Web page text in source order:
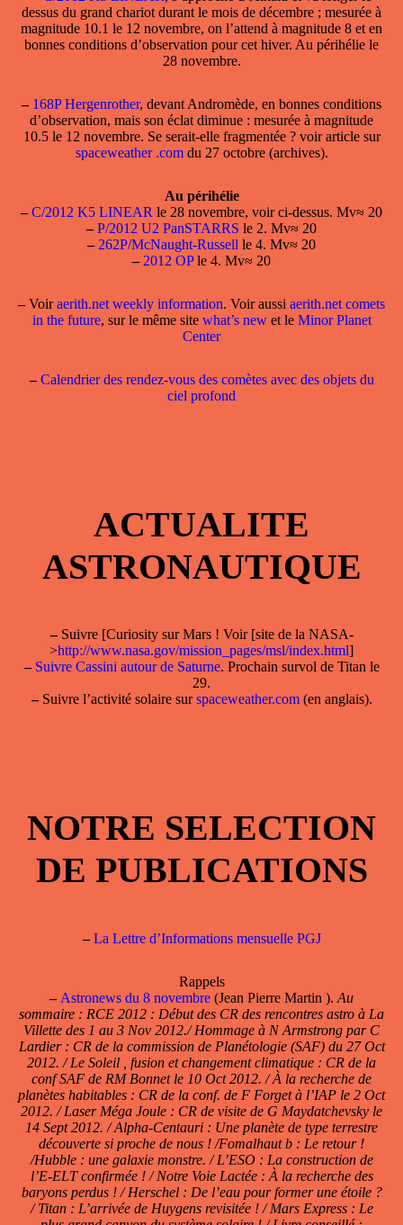
dessus du grand chariot durant le mois de décembre ; mesurée à
magnitude 10.1 le 12 novembre, on l’attend à magnitude 8 et en
bonnes conditions d’observation pour cet hiver. Au périhélie le
28 novembre.
– 168P Hergenrother, devant Andromède, en bonnes conditions
d’observation, mais son éclat diminue : mesurée à magnitude
10.5 le 12 novembre. Se serait-elle fragmentée ? voir article sur
spaceweather .comdu 27 octobre (archives).
Au périhélie
– C/2012 K5 LINEAR le 28 novembre, voir ci-dessus. Mv≈ 20
– P/2012 U2 PanSTARRS le 2. Mv≈ 20
– 262P/McNaught-Russell le 4. Mv≈ 20
– 2012 OPle 4. Mv≈ 20
–Voiraerith.net weekly information. Voir aussi aerith.net comets
in the future, sur le même site what’s newet le Minor Planet
Center
– Calendrier des rendez-vous des comètes avec des objets du
ciel profond
ACTUALITE
ASTRONAUTIQUE
–Suivre [Curiosity sur Mars ! Voir [site de la NASA-
>http://www.nasa.gov/mission_pages/msl/index.html]
– Suivre Cassini autour de Saturne. Prochain survol de Titan le
29.
–Suivre l’activité solaire surspaceweather.com(en anglais).
NOTRE SELECTION
DE PUBLICATIONS
– La Lettre d’Informations mensuelle PGJ
Rappels
– Astronews du 8 novembre (Jean Pierre Martin ). Au
sommaire : RCE 2012 : Début des CR des rencontres astro à La
Villette des 1 au 3 Nov 2012./ Hommage à N Armstrong par C
Lardier : CR de la commission de Planétologie (SAF) du 27 Oct
2012. / Le Soleil , fusion et changement climatique : CR de la
conf SAF de RM Bonnet le 10 Oct 2012. / À la recherche de
planètes habitables : CR de la conf. de F Forget à l’IAP le 2 Oct
2012. / Laser Méga Joule : CR de visite de G Maydatchevsky le
14 Sept 2012. / Alpha-Centauri : Une planète de type terrestre
découverte si proche de nous ! /Fomalhaut b : Le retour !
/Hubble : une galaxie monstre. / L’ESO : La construction de
l’E-ELT confirmée ! / Notre Voie Lactée : À la recherche des
baryons perdus ! / Herschel : De l’eau pour former une étoile ?
/ Titan : L’arrivée de Huygens revisitée ! / Mars Express : Le